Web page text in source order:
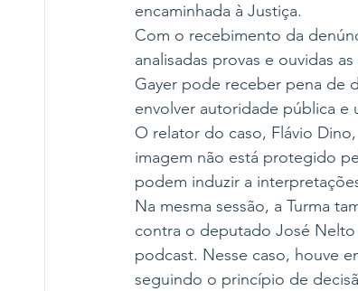
encaminhada à Justiça.
Com o recebimento da
analisadas provas e ouvidas
Gayer pode receber pena de
envolver autoridade pública e
O relator do caso, Flávio
imagem não está protegido
podem induzir a
Na mesma sessão, a Turma
contra o deputado José Nelto
podcast. Nesse caso, houve
seguindo o princípio de